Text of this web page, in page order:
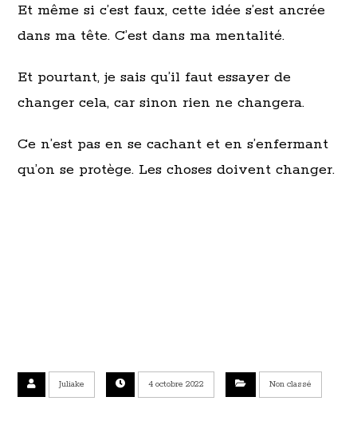
Et même si c’est faux, cette idée s’est ancrée
dans ma tête. C’est dans ma mentalité.
Et pourtant, je sais qu’il faut essayer de
changer cela, car sinon rien ne changera.
Ce n’est pas en se cachant et en s’enfermant
qu’on se protège. Les choses doivent changer.
Juliake 4 octobre 2022 Non classé